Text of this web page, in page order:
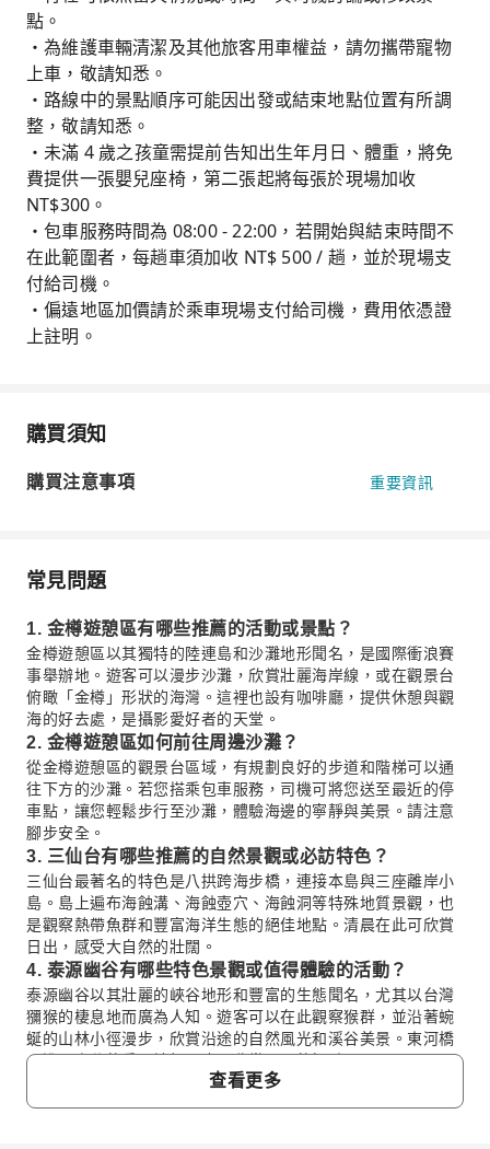
點。
・為維護車輛清潔及其他旅客用車權益，請勿攜帶寵物
上車，敬請知悉。
・路線中的景點順序可能因出發或結束地點位置有所調
整，敬請知悉。
・未滿 4 歲之孩童需提前告知出生年月日、體重，將免
費提供一張嬰兒座椅，第二張起將每張於現場加收
NT$300。
・包車服務時間為 08:00 - 22:00，若開始與結束時間不
在此範圍者，每趟車須加收 NT$ 500 / 趟，並於現場支
付給司機。
・偏遠地區加價請於乘車現場支付給司機，費用依憑證
上註明。
購買須知
購買注意事項 重要資訊
常見問題
1. 金樽遊憩區有哪些推薦的活動或景點？
金樽遊憩區以其獨特的陸連島和沙灘地形聞名，是國際衝浪賽
事舉辦地。遊客可以漫步沙灘，欣賞壯麗海岸線，或在觀景台
俯瞰「金樽」形狀的海灣。這裡也設有咖啡廳，提供休憩與觀
海的好去處，是攝影愛好者的天堂。
2. 金樽遊憩區如何前往周邊沙灘？
從金樽遊憩區的觀景台區域，有規劃良好的步道和階梯可以通
往下方的沙灘。若您搭乘包車服務，司機可將您送至最近的停
車點，讓您輕鬆步行至沙灘，體驗海邊的寧靜與美景。請注意
腳步安全。
3. 三仙台有哪些推薦的自然景觀或必訪特色？
三仙台最著名的特色是八拱跨海步橋，連接本島與三座離岸小
島。島上遍布海蝕溝、海蝕壺穴、海蝕洞等特殊地質景觀，也
是觀察熱帶魚群和豐富海洋生態的絕佳地點。清晨在此可欣賞
日出，感受大自然的壯闊。
4. 泰源幽谷有哪些特色景觀或值得體驗的活動？
泰源幽谷以其壯麗的峽谷地形和豐富的生態聞名，尤其以台灣
獼猴的棲息地而廣為人知。遊客可以在此觀察猴群，並沿著蜿
蜒的山林小徑漫步，欣賞沿途的自然風光和溪谷美景。東河橋
是進入幽谷的重要地標，也是欣賞風景的好點。
5. 客製化包車服務可以安排前往未列出的台東景點嗎？
是的，台東客製化包車服務的一大優勢就是行程彈性。您可以
查看更多